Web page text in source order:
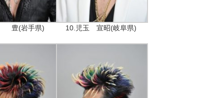
豊(岩手県) 10.児玉 宣昭(岐阜県)